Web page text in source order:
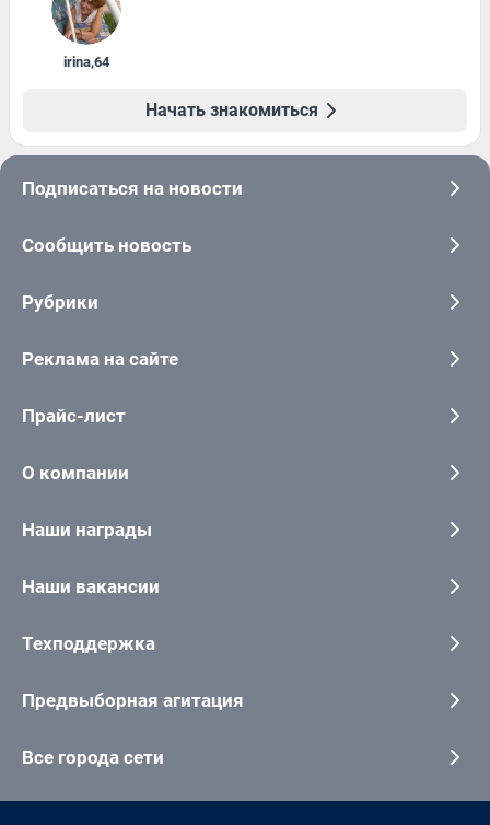
irina,64
Начать знакомиться
Подписаться на новости
Сообщить новость
Рубрики
Реклама на сайте
Прайс-лист
О компании
Наши награды
Наши вакансии
Техподдержка
Предвыборная агитация
Все города сети